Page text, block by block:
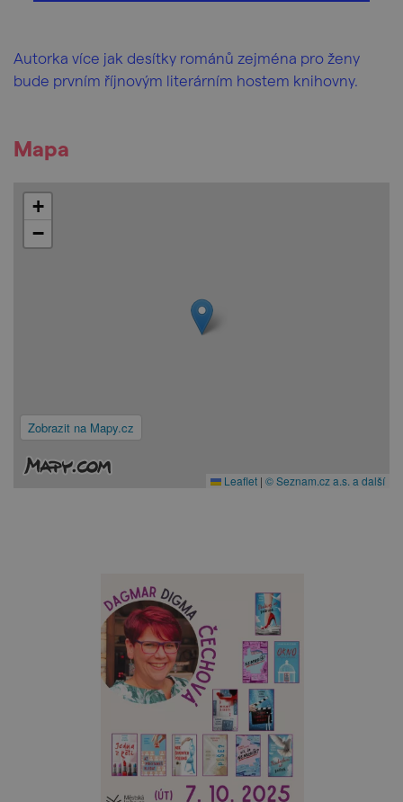
Autorka více jak desítky románů zejména pro ženy
bude prvním říjnovým literárním hostem knihovny.
Mapa
Zobrazit na Mapy.cz
+
−
Leaflet | © Seznam.cz a.s. a další